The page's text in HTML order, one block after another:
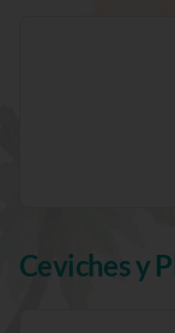
Ceviches y